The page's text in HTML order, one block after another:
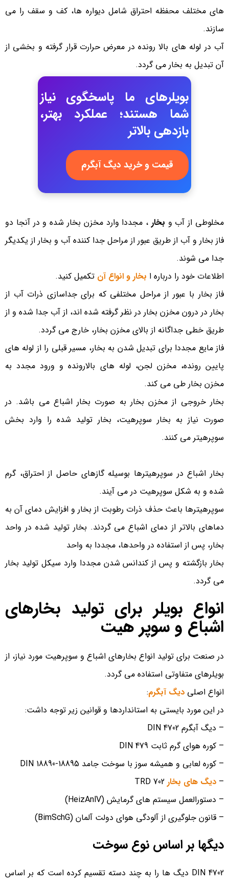
های مختلف محفظه احتراق شامل دیواره ها، کف و سقف را می
سازند.
آب در لوله های بالا رونده در معرض حرارت قرار گرفته و بخشی از
آن تبدیل به بخار می گردد.
بویلرهای ما پاسخگوی نیاز
شما هستند؛ عملکرد بهتر،
بازدهی بالاتر
قیمت و خرید دیگ آبگرم
مخلوطی از آب و بخار ، مجددا وارد مخزن بخار شده و در آنجا دو
فاز بخار و آب از طریق عبور از مراحل جدا کننده آب و بخار از یکدیگر
جدا می شوند.
اطلاعات خود را درباره ا بخار و انواع آن تکمیل کنید.
فاز بخار با عبور از مراحل مختلفی که برای جداسازی ذرات آب از
بخار در درون مخزن بخار در نظر گرفته شده اند، از آب جدا شده و از
طریق خطی جداگانه از بالای مخزن بخار، خارج می گردد.
فاز مایع مجددا برای تبدیل شدن به بخار، مسیر قبلی را از لوله های
پایین رونده، مخزن لجن، لوله های بالارونده و ورود مجدد به
مخزن بخار طی می کند.
بخار خروجی از مخزن بخار به صورت بخار اشباع می باشد. در
صورت نیاز به بخار سوپرهیت، بخار تولید شده را وارد بخش
سوپرهیتر می کنند.
بخار اشباع در سوپرهیترها بوسیله گازهای حاصل از احتراق، گرم
شده و به شکل سوپرهیت در می آیند.
سوپرهیترها باعث حذف ذرات رطوبت از بخار و افزایش دمای آن به
دماهای بالاتر از دمای اشباع می گردند. بخار تولید شده در واحد
بخار، پس از استفاده در واحدها، مجددا به واحد
بخار بازگشته و پس از کندانس شدن مجددا وارد سیکل تولید بخار
می گردد.
انواع بویلر برای تولید بخارهای
اشباع و سوپر هیت
در صنعت برای تولید انواع بخارهای اشباع و سوپرهیت مورد نیاز، از
بویلرهای متفاوتی استفاده می گردد.
انواع اصلی دیگ آبگرم:
در این مورد بایستی به استانداردها و قوانین زیر توجه داشت:
– دیگ آبگرم DIN 4702
– کوره هوای گرم ثابت DIN 479
– کوره لعابی و همیشه سوز با سوخت جامد DIN 18890-18895
– دیگ های بخار
– دستورالعمل سیستم های گرمایش (HeizAnlV)
– قانون جلوگیری از آلودگی هوای دولت آلمان (BimSchG)
دیگها بر اساس نوع سوخت
DIN 4702 دیگ ها را به چند دسته تقسیم کرده است که بر اساس